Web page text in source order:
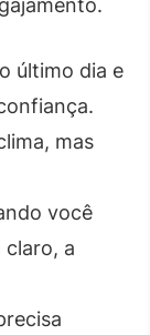
último dia e
mas
você
claro, a